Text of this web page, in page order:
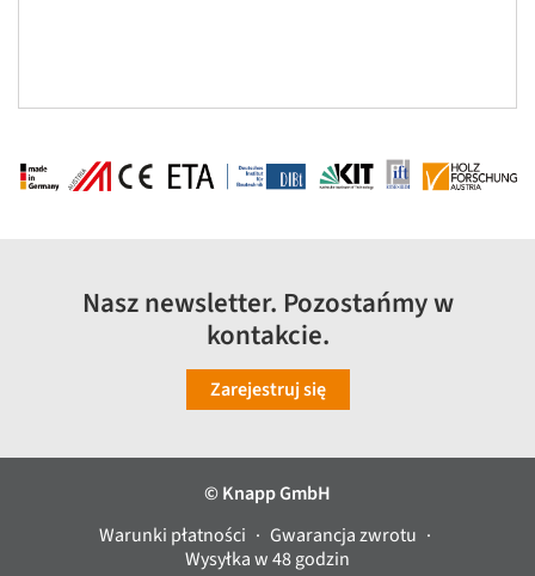
Nasz newsletter. Pozostańmy w
kontakcie.
Zarejestruj się
© Knapp GmbH
Warunki płatności
Gwarancja zwrotu
Wysyłka w 48 godzin